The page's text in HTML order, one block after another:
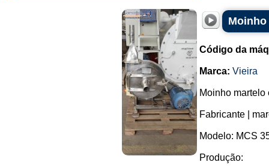
Moinho
Código da
Marca: Vieira
Moinho martelo
Fabricante |
Modelo: MCS
Produção: